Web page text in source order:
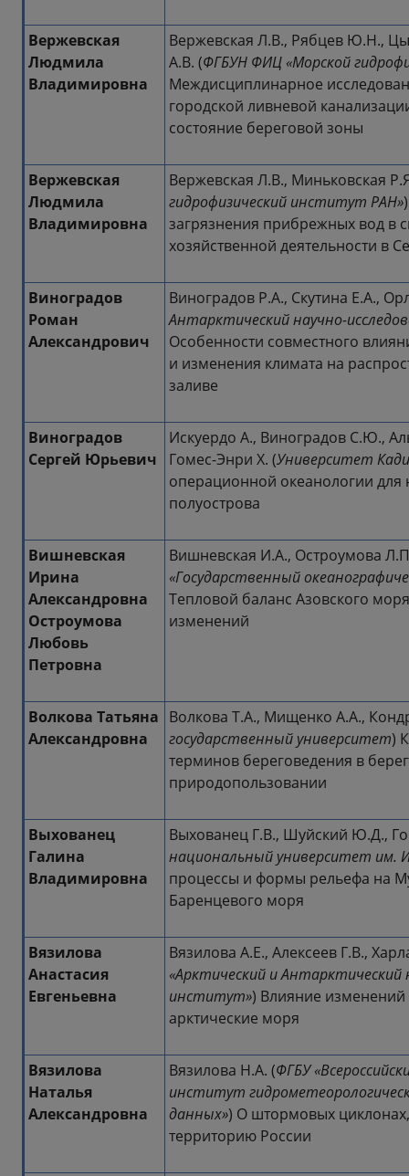
Вержевская
Людмила
Владимировна
Вержевская Л.В., Рябцев Ю.Н.,
А.В. (ФГБУН ФИЦ «Морской
Междисциплинарное
городской ливневой
состояние береговой зоны
Вержевская
Людмила
Владимировна
Вержевская Л.В., Миньковская
гидрофизический институт РАН»
загрязнения прибрежных вод в
хозяйственной деятельности в
Виноградов
Роман
Александрович
Виноградов Р.А., Скутина Е.А.,
Антарктический научно-
Особенности совместного
и изменения климата на
заливе
Виноградов
Сергей Юрьевич
Искуердо А., Виноградов C.Ю.,
Гомес-Энри Х. (Университет
операционной океанологии для
полуострова
Вишневская
Ирина
Александровна
Остроумова
Любовь
Петровна
Вишневская И.А., Остроумова
«Государственный
Тепловой баланс Азовского
изменений
Волкова Татьяна
Александровна
Волкова Т.А., Мищенко А.А.,
государственный университет)
терминов береговедения в
природопользовании
Выхованец
Галина
Владимировна
Выхованец Г.В., Шуйский Ю.Д.,
национальный университет им.
процессы и формы рельефа на
Баренцевого моря
Вязилова
Анастасия
Евгеньевна
Вязилова А.Е., Алексеев Г.В.,
«Арктический и Антарктический
институт») Влияние изменений
арктические моря
Вязилова
Наталья
Александровна
Вязилова Н.А. (ФГБУ
институт
данных») О штормовых
территорию России